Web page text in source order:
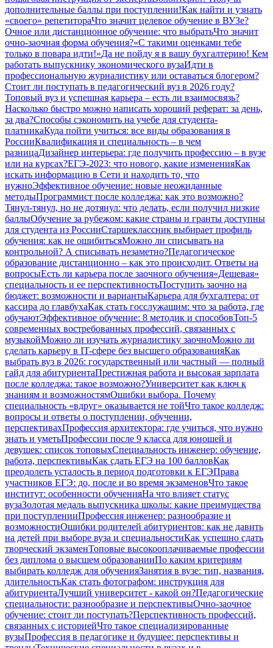
дополнительные баллы при поступлении!Как найти и узнать
«своего» репетитораЧто значит целевое обучение в ВУЗе?
Очное или дистанционное обучение: что выбратьЧто значит
очно-заочная форма обучения?«С такими оценками тебе
только в повара идти!»Да не пойду я в вашу бухгалтерию! Кем
работать выпускнику экономического вузаИдти в
профессиональную журналистику или оставаться блогером?
Стоит ли поступать в педагогический вуз в 2026 году?
Топовый вуз и успешная карьера – есть ли взаимосвязь?
Насколько быстро можно написать хороший реферат: за день,
за два?Способы сэкономить на учебе для студента-
платникаКуда пойти учиться: все виды образования в
РоссииКвалификация и специальность – в чем
разницаДизайнер интерьера: где получить профессию – в вузе
или на курсах?ЕГЭ-2023: что нового, какие измененияКак
искать информацию в Сети и находить то, что
нужноЭффективное обучение: новые неожиданные
методыПрограммист после колледжа: как это возможно?
Тянул-тянул, но не дотянул: что делать, если получил низкие
баллыОбучение за рубежом: какие страны и гранты доступны
для студента из РоссииСтаршеклассник выбирает профиль
обучения: как не ошибитьсяМожно ли списывать на
контрольной? А списывать незаметно?Педагогическое
образование дистанционно – как это происходит. Ответы на
вопросыЕсть ли карьера после заочного обучения«Дешевая»
специальность и ее перспективностьПоступить заочно на
бюджет: возможности и вариантыКарьера для бухгалтера: от
кассира до главбухаКак стать госслужащим: что за работа, где
обучаютЭффективное обучение: 8 методик и способовТоп-5
современных востребованных профессий, связанных с
музыкойМожно ли изучать журналистику заочноМожно ли
сделать карьеру в IT-сфере без высшего образованияКак
выбрать вуз в 2026: государственный или частный — полный
гайд для абитуриентаПрестижная работа и высокая зарплата
после колледжа: такое возможно?Университет как ключ к
знаниям и возможностямОшибки выбора. Почему
специальность «вдруг» оказывается не тойЧто такое колледж:
вопросы и ответы о поступлении, обучении,
перспективахПрофессия архитектора: где учиться, что нужно
знать и уметьПрофессии после 9 класса для юношей и
девушек: список топовыхСпециальность инженер: обучение,
работа, перспективыКак сдать ЕГЭ на 100 балловКак
преодолеть усталость в период подготовки к ЕГЭПрава
участников ЕГЭ: до, после и во время экзаменовЧто такое
институт: особенности обученияНа что влияет статус
вузаЗолотая медаль выпускника школы: какие преимущества
при поступленииПрофессия инженер: разнообразие и
возможностиОшибки родителей абитуриентов: как не давить
на детей при выборе вуза и специальностиКак успешно сдать
творческий экзаменТоповые высокооплачиваемые профессии
без диплома о высшем образованииПо каким критериям
выбирать колледж для обученияЗанятия в вузе: тип, названия,
длительностьКак стать фотографом: инструкция для
абитуриентаЛучший университет - какой он?Педагогические
специальности: разнообразие и перспективыОчно-заочное
обучение: стоит ли поступать?Перспективность профессий,
связанных с историейЧто такое специализированные
вузыПрофессия в педагогике и будущее: перспективы и